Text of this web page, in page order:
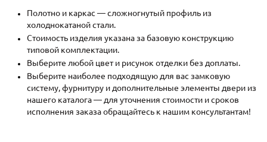
+7 (495) 411-44-41
INFO@META-M.RU
ЗАПРОСИТЬ РАСЧЕТ
Каталог Распродажа Как купить
Записаться на замер
Полотно и каркас — сложногнутый профиль из
холоднокатаной стали.
Стоимость изделия указана за базовую конструкцию
типовой комплектации.
Выберите любой цвет и рисунок отделки без доплаты.
Выберите наиболее подходящую для вас замковую
систему, фурнитуру и дополнительные элементы двери из
нашего каталога — для уточнения стоимости и сроков
исполнения заказа обращайтесь к нашим консультантам!